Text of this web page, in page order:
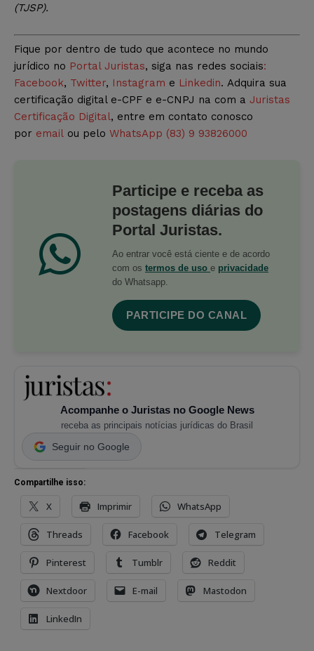
(TJSP).
Fique por dentro de tudo que acontece no mundo
jurídico no Portal Juristas, siga nas redes sociais:
Facebook, Twitter, Instagram e Linkedin. Adquira sua
certificação digital e-CPF e e-CNPJ na com a Juristas
Certificação Digital, entre em contato conosco
por email ou pelo WhatsApp (83) 9 93826000
Participe e receba as
postagens diárias do
Portal Juristas.
Ao entrar você está ciente e de acordo
com os termos de uso e privacidade
do Whatsapp.
PARTICIPE DO CANAL
Acompanhe o Juristas no Google News
receba as principais notícias jurídicas do Brasil
Seguir no Google
Compartilhe isso:
X Imprimir WhatsApp
Threads Facebook Telegram
Pinterest Tumblr Reddit
Nextdoor E-mail Mastodon
LinkedIn